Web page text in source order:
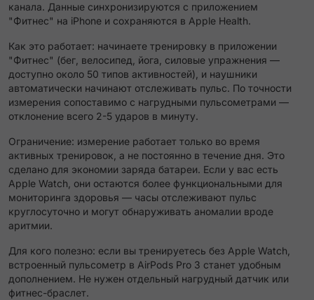
канала. Данные синхронизируются с приложением
"Фитнес" на iPhone и сохраняются в Apple Health.
Как это работает: начинаете тренировку в приложении
"Фитнес" (бег, велосипед, йога, силовые упражнения —
доступно около 50 типов активностей), и наушники
автоматически начинают отслеживать пульс. По точности
измерения сопоставимо с нагрудными пульсометрами —
отклонение всего 2-5 ударов в минуту.
Ограничение: измерение работает только во время
активных тренировок, а не постоянно в течение дня. Это
сделано для экономии заряда батареи. Если у вас есть
Apple Watch, они остаются более функциональными для
мониторинга здоровья — часы отслеживают пульс
круглосуточно и могут обнаруживать аномалии вроде
аритмии.
Для кого полезно: если вы тренируетесь без Apple Watch,
встроенный пульсометр в AirPods Pro 3 станет удобным
дополнением. Не нужен отдельный нагрудный датчик или
фитнес-браслет.